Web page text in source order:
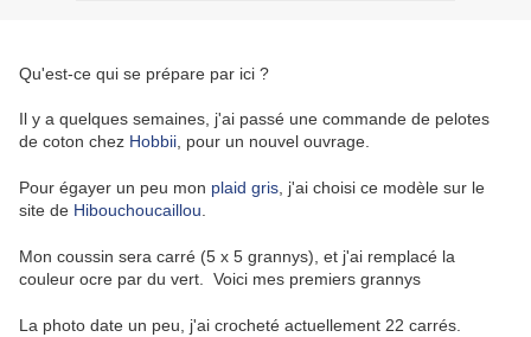
Qu'est-ce qui se prépare par ici ?
Il y a quelques semaines, j'ai passé une commande de pelotes
de coton chez Hobbii , pour un nouvel ouvrage.
Pour égayer un peu mon plaid gris , j'ai choisi ce modèle sur le
site de Hibouchoucaillou
Mon coussin sera carré (5 x 5 grannys), et j'ai remplacé la
couleur ocre par du vert. Voici mes premiers grannys
La photo date un peu, j'ai crocheté actuellement 22 carrés.